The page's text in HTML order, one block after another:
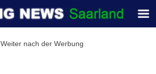
Weiter nach der Werbung